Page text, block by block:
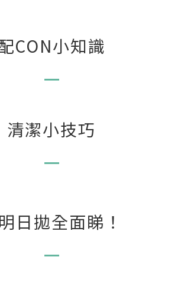
CON小知識
清潔小技巧
日拋全面睇！